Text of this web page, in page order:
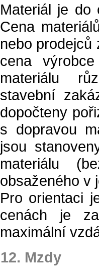
Materiál je do
Cena
nebo prodejců
cena
materiálu
stavební
dopočteny
s dopravou
jsou
materiálu
obsaženého v
Pro orientaci
cenách je
maximální
Mzdy